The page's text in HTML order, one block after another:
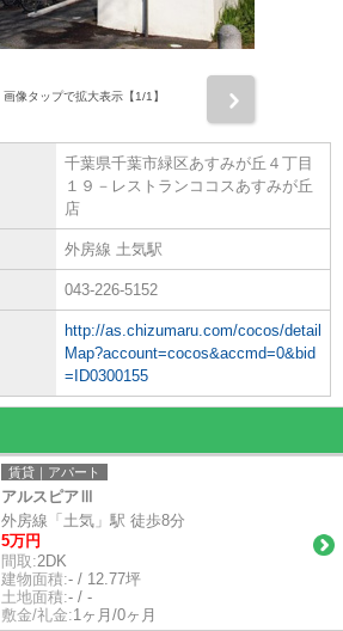
画像タップで拡大表示【1/1】
千葉県千葉市緑区あすみが丘４丁目
１９－レストランココスあすみが丘
店
外房線 土気駅
043-226-5152
http://as.chizumaru.com/cocos/detail
Map?account=cocos&accmd=0&bid
=ID0300155
賃貸｜アパート
アルスピアⅢ
外房線「土気」駅 徒歩8分
5万円
間取:2DK
建物面積:- / 12.77坪
土地面積:- / -
敷金/礼金:1ヶ月/0ヶ月